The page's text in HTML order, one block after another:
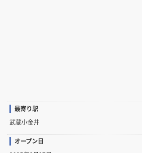
最寄り駅
武蔵小金井
オープン日